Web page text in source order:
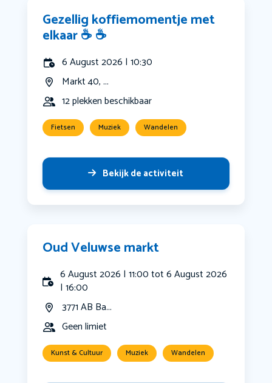
Gezellig koffiemomentje met
elkaar ☕️ ☕️
6 August 2026 | 10:30
Markt 40, ...
12 plekken beschikbaar
Fietsen Muziek Wandelen
Bekijk de activiteit
Oud Veluwse markt
6 August 2026 | 11:00 tot 6 August 2026
| 16:00
3771 AB Ba...
Geen limiet
Kunst & Cultuur Muziek Wandelen